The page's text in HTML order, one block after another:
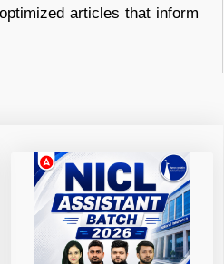
articles that inform